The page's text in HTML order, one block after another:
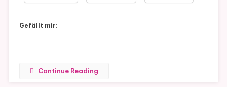
Gefällt mir:
Continue Reading